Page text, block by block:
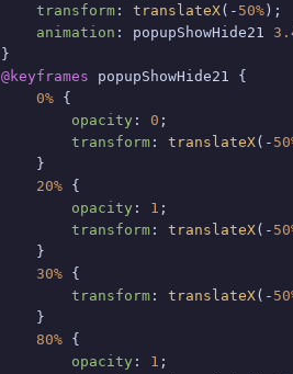
transform : translateX(- 50% );
animation : popupShowHide21
@keyframes popupShowHide21 {
0% {
opacity : 0 ;
transform : translateX(-
    }
20% {
opacity : 1 ;
transform : translateX(-
    }
30% {
transform : translateX(-
    }
80% {
opacity : 1 ;